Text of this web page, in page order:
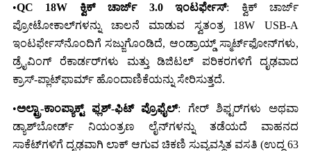
•QC 18W ಕ್ವಿಕ್ ಚಾರ್ಜ್ 3.0 ಇಂಟರ್ಫೇಸ್: ಕ್ವಿಕ್ ಚಾರ್ಜ್
ಪ್ರೋಟೋಕಾಲ್‌ಗಳನ್ನು ಚಾಲನೆ ಮಾಡುವ ಸ್ವತಂತ್ರ 18W USB-A
ಇಂಟರ್ಫೇಸ್‌ನೊಂದಿಗೆ ಸಜ್ಜುಗೊಂಡಿದೆ, ಆಂಡ್ರಾಯ್ಡ್ ಸ್ಮಾರ್ಟ್‌ಫೋನ್‌ಗಳು,
ಡ್ರೈವಿಂಗ್ ರೆಕಾರ್ಡರ್‌ಗಳು ಮತ್ತು ಡಿಜಿಟಲ್ ಪರಿಕರಗಳಿಗೆ ದೃಢವಾದ
ಕ್ರಾಸ್-ಪ್ಲಾಟ್‌ಫಾರ್ಮ್ ಹೊಂದಾಣಿಕೆಯನ್ನು ಸೇರಿಸುತ್ತದೆ.
•ಅಲ್ಟ್ರಾ-ಕಾಂಪ್ಯಾಕ್ಟ್ ಫ್ಲಶ್-ಫಿಟ್ ಪ್ರೊಫೈಲ್: ಗೇರ್ ಶಿಫ್ಟರ್‌ಗಳು ಅಥವಾ
ಡ್ಯಾಶ್‌ಬೋರ್ಡ್ ನಿಯಂತ್ರಣ ಲೈನ್‌ಗಳನ್ನು ತಡೆಯದೆ ವಾಹನದ
ಸಾಕೆಟ್‌ಗಳಿಗೆ ದೃಢವಾಗಿ ಲಾಕ್ ಆಗುವ ಚಿಕಣಿ ಸುವ್ಯವಸ್ಥಿತ ವಸತಿ (ಉದ್ದ 63